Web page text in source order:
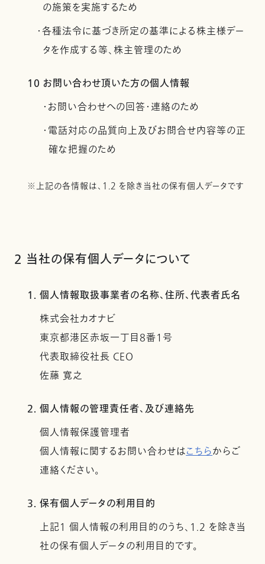
の施策を実施するため
・各種法令に基づき所定の基準による株主様デー
タを作成する等、株主管理のため
10 お問い合わせ頂いた方の個人情報
・お問い合わせへの回答・連絡のため
・電話対応の品質向上及びお問合せ内容等の正
確な把握のため
※上記の各情報は、1.2 を除き当社の保有個人データです
2 当社の保有個人データについて
1. 個人情報取扱事業者の名称、住所、代表者氏名
株式会社カオナビ
東京都港区赤坂一丁目8番1号
代表取締役社長 CEO
佐藤 寛之
2. 個人情報の管理責任者、及び連絡先
個人情報保護管理者
個人情報に関するお問い合わせはこちらからご
連絡ください。
3. 保有個人データの利用目的
上記１ 個人情報の利用目的のうち、1.2 を除き当
社の保有個人データの利用目的です。